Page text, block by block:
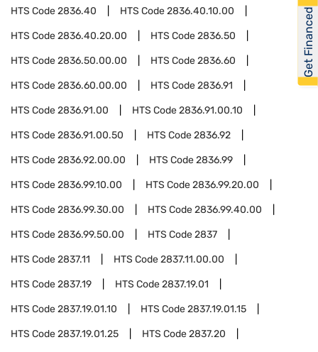
HTS Code2836.40 HTS Code2836.40.10.00
HTS Code2836.40.20.00 HTS Code2836.50
HTS Code2836.50.00.00 HTS Code2836.60
HTS Code2836.60.00.00 HTS Code2836.91
HTS Code2836.91.00 HTS Code2836.91.00.10
HTS Code2836.91.00.50 HTS Code2836.92
HTS Code2836.92.00.00 HTS Code2836.99
HTS Code2836.99.10.00 HTS Code2836.99.20.00
HTS Code2836.99.30.00 HTS Code2836.99.40.00
HTS Code2836.99.50.00 HTS Code2837
HTS Code2837.11 HTS Code2837.11.00.00
HTS Code2837.19 HTS Code2837.19.01
HTS Code2837.19.01.10 HTS Code2837.19.01.15
HTS Code2837.19.01.25 HTS Code2837.20
Get Financed